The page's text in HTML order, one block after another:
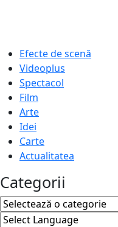
Efecte de scenă
Videoplus
Spectacol
Film
Arte
Idei
Carte
Actualitatea
Categorii
Categorii